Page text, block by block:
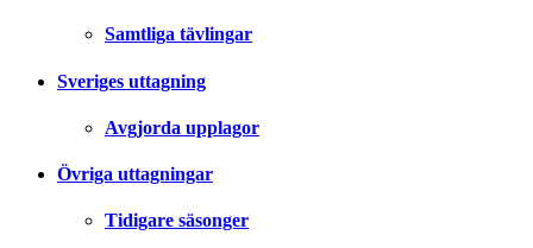
Samtliga tävlingar
Sveriges uttagning
Avgjorda upplagor
Övriga uttagningar
Tidigare säsonger